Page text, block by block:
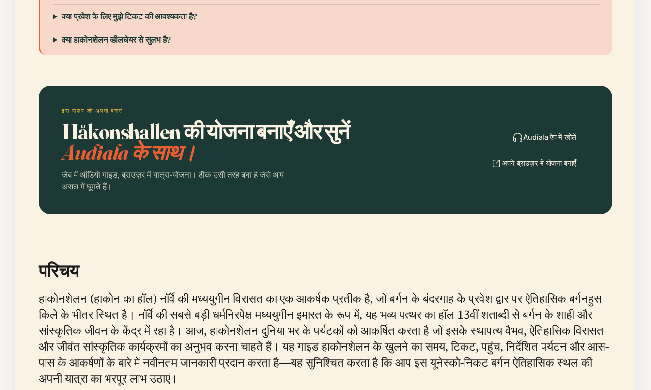
क्या प्रवेश के लिए मुझे टिकट की आवश्यकता है?
क्या हाकोनशेलन व्हीलचेयर से सुलभ है?
इस सफर को अपना बनाएँ
Håkonshallen की योजना बनाएँ और सुनें
Audiala के साथ।
जेब में ऑडियो गाइड, ब्राउज़र में यात्रा-योजना। ठीक उसी तरह बना है जैसे आप
असल में घूमते हैं।
Audiala ऐप में खोलें
अपने ब्राउज़र में योजना बनाएँ
परिचय
हाकोनशेलन (हाकोन का हॉल) नॉर्वे की मध्ययुगीन विरासत का एक आकर्षक प्रतीक है, जो बर्गन के बंदरगाह के प्रवेश द्वार पर ऐतिहासिक बर्गनहुस
किले के भीतर स्थित है। नॉर्वे की सबसे बड़ी धर्मनिरपेक्ष मध्ययुगीन इमारत के रूप में, यह भव्य पत्थर का हॉल 13वीं शताब्दी से बर्गन के शाही और
सांस्कृतिक जीवन के केंद्र में रहा है। आज, हाकोनशेलन दुनिया भर के पर्यटकों को आकर्षित करता है जो इसके स्थापत्य वैभव, ऐतिहासिक विरासत
और जीवंत सांस्कृतिक कार्यक्रमों का अनुभव करना चाहते हैं। यह गाइड हाकोनशेलन के खुलने का समय, टिकट, पहुंच, निर्देशित पर्यटन और आस-
पास के आकर्षणों के बारे में नवीनतम जानकारी प्रदान करता है—यह सुनिश्चित करता है कि आप इस यूनेस्को-निकट बर्गन ऐतिहासिक स्थल की
अपनी यात्रा का भरपूर लाभ उठाएं।